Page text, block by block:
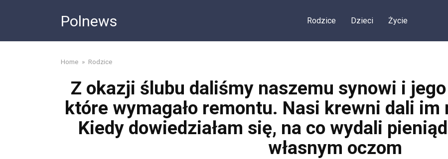
Polnews Rodzice Dzieci Życie
Home » Rodzice
Z okazji ślubu daliśmy naszemu synowi i
które wymagało remontu. Nasi krewni dali im
Kiedy dowiedziałam się, na co wydali
własnym oczom